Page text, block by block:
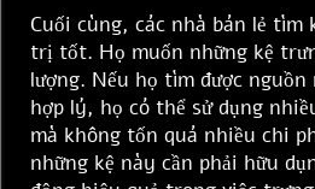
Cuối cùng, các nhà bán lẻ tìm
trị tốt. Họ muốn những kệ
lượng. Nếu họ tìm được nguồn
hợp lý, họ có thể sử dụng
mà không tốn quá nhiều chi
những kệ này cần phải hữu